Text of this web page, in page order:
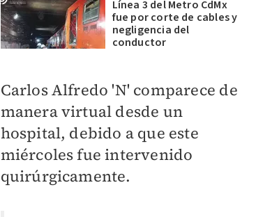
Línea 3 del Metro CdMx
fue por corte de cables y
negligencia del
conductor
Carlos Alfredo 'N' comparece de
manera virtual desde un
hospital, debido a que este
miércoles fue intervenido
quirúrgicamente.